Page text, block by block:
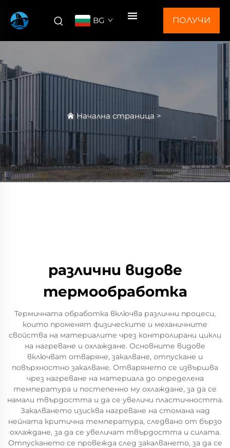
BG ПОЛУЧИ
Начална страница >
различни видове
термообработка
Термичната обработка включва различни процеси,
които променят физическите и механичните
свойства на материалите чрез контролирани цикли
на нагреване и охлаждане. Основните видове
включват отваряне, закалване, отпускане и
повърхностно закалване. Отварянето се извършва
чрез нагреване на материала до определена
температура и постепенно му охлаждане, за да се
намали твърдостта и да се увеличи пластичността.
Закалването изисква нагреване на стомана над
нейната критична температура, следвано от бързо
охлаждане, за да се увеличат твърдостта и силата.
Отпускането се провежда след закалването, за да се